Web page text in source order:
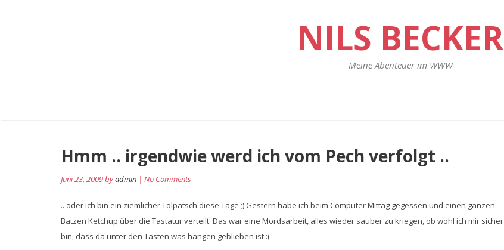
NILS BECKER
Meine Abenteuer im WWW
Hmm .. irgendwie werd ich vom Pech verfolgt ..
Juni 23, 2009 byadmin | No Comments
.. oder ich bin ein ziemlicher Tolpatsch diese Tage ;) Gestern habe ich beim Computer Mittag gegessen und einen ganzen
Batzen Ketchup über die Tastatur verteilt. Das war eine Mordsarbeit, alles wieder sauber zu kriegen, ob wohl ich mir sicher
bin, dass da unter den Tasten was hängen geblieben ist :(